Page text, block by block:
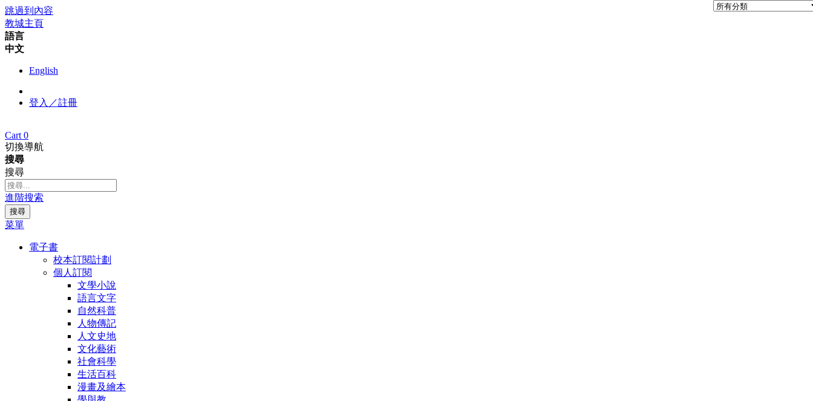
跳過到內容
教城主頁
語言
中文
English
登入／註冊
Cart 0
切換導航
搜尋
搜尋
進階搜索
搜尋
菜單
電子書
校本訂閱計劃
個人訂閱
文學小說
語言文字
自然科普
人物傳記
人文史地
文化藝術
社會科學
生活百科
漫畫及繪本